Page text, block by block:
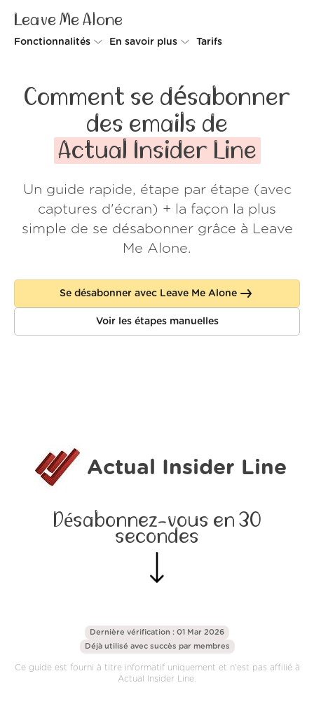
Leave Me Alone
Fonctionnalités
Screener
Spam Blocker
Ne pas déranger
En savoir plus
Sécurité
Preuves d'amour
À propos de nous
Se connecter
Tarifs
Comment se désabonner
des emails de
Actual Insider Line
Un guide rapide, étape par étape (avec
captures d'écran) + la façon la plus
simple de se désabonner grâce à Leave
Me Alone.
Se désabonner avec Leave Me Alone
Voir les étapes manuelles
Actual Insider Line
Désabonnez-vous en 30
secondes
Dernière vérification : 01 Mar 2026
Déjà utilisé avec succès par membres
Ce guide est fourni à titre informatif uniquement et n'est pas affilié à
Actual Insider Line.